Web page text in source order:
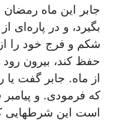
جابر این ماه
بگیرد، و در پاره‌ای
شکم و فرج خود را از
حفظ کند، بیرون رود
از ماه. جابر گفت
که فرمودى. و
است این شرطهایى